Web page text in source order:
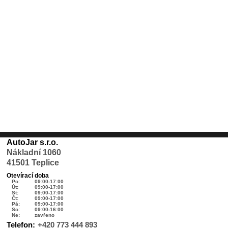
AutoJar s.r.o.
Nákladní 1060
41501 Teplice
Otevírací doba
Po:
09:00-17:00
Út:
09:00-17:00
St:
09:00-17:00
Čt:
09:00-17:00
Pá:
09:00-17:00
So:
09:00-16:00
Ne:
zavřeno
Telefon: +420 773 444 893